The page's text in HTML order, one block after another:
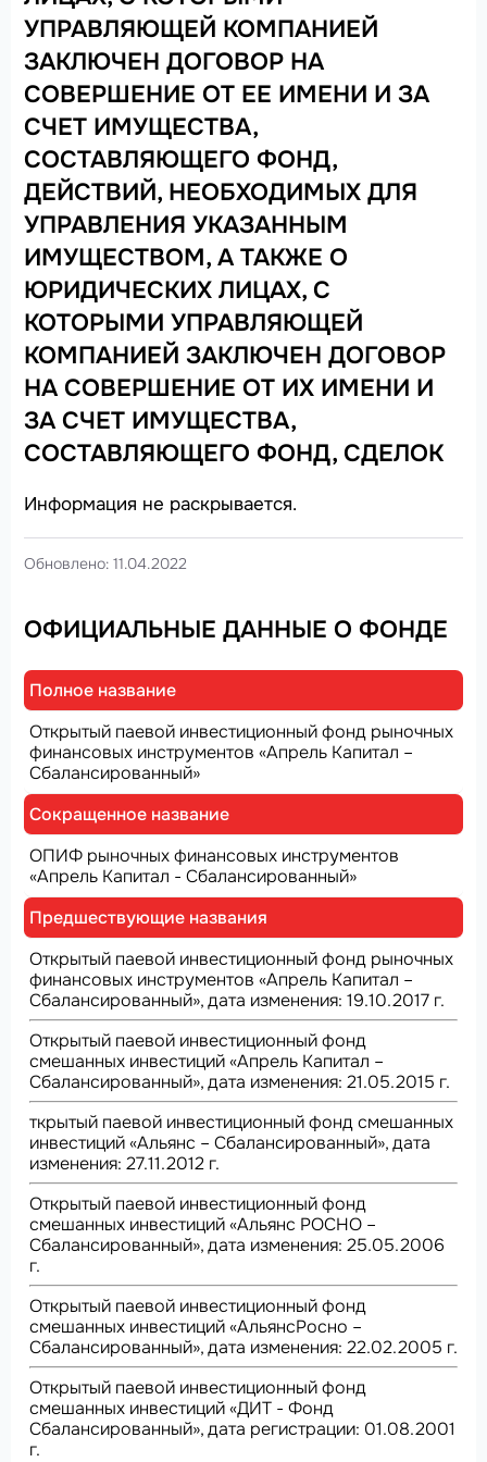
УПРАВЛЯЮЩЕЙ КОМПАНИЕЙ
ЗАКЛЮЧЕН ДОГОВОР НА
СОВЕРШЕНИЕ ОТ ЕЕ ИМЕНИ И ЗА
СЧЕТ ИМУЩЕСТВА,
СОСТАВЛЯЮЩЕГО ФОНД,
ДЕЙСТВИЙ, НЕОБХОДИМЫХ ДЛЯ
УПРАВЛЕНИЯ УКАЗАННЫМ
ИМУЩЕСТВОМ, А ТАКЖЕ О
ЮРИДИЧЕСКИХ ЛИЦАХ, С
КОТОРЫМИ УПРАВЛЯЮЩЕЙ
КОМПАНИЕЙ ЗАКЛЮЧЕН ДОГОВОР
НА СОВЕРШЕНИЕ ОТ ИХ ИМЕНИ И
ЗА СЧЕТ ИМУЩЕСТВА,
СОСТАВЛЯЮЩЕГО ФОНД, СДЕЛОК
Информация не раскрывается.
Обновлено: 11.04.2022
ОФИЦИАЛЬНЫЕ ДАННЫЕ О ФОНДЕ
Полное название
Открытый паевой инвестиционный фонд рыночных
финансовых инструментов «Апрель Капитал –
Сбалансированный»
Сокращенное название
ОПИФ рыночных финансовых инструментов
«Апрель Капитал - Сбалансированный»
Предшествующие названия
Открытый паевой инвестиционный фонд рыночных
финансовых инструментов «Апрель Капитал –
Сбалансированный», дата изменения: 19.10.2017 г.
Открытый паевой инвестиционный фонд
смешанных инвестиций «Апрель Капитал –
Сбалансированный», дата изменения: 21.05.2015 г.
ткрытый паевой инвестиционный фонд смешанных
инвестиций «Альянс – Сбалансированный», дата
изменения: 27.11.2012 г.
Открытый паевой инвестиционный фонд
смешанных инвестиций «Альянс РОСНО –
Сбалансированный», дата изменения: 25.05.2006
г.
Открытый паевой инвестиционный фонд
смешанных инвестиций «АльянсРосно –
Сбалансированный», дата изменения: 22.02.2005 г.
Открытый паевой инвестиционный фонд
смешанных инвестиций «ДИТ - Фонд
Сбалансированный», дата регистрации: 01.08.2001
г.